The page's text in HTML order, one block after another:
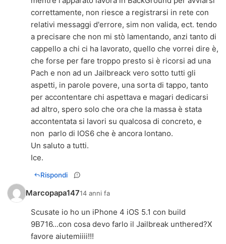
correttamente, non riesce a registrarsi in rete con
relativi messaggi d'errore, sim non valida, ect. tendo
a precisare che non mi stò lamentando, anzi tanto di
cappello a chi ci ha lavorato, quello che vorrei dire è,
che forse per fare troppo presto si è ricorsi ad una
Pach e non ad un Jailbreack vero sotto tutti gli
aspetti, in parole povere, una sorta di tappo, tanto
per accontentare chi aspettava e magari dedicarsi
ad altro, spero solo che ora che la massa è stata
accontentata si lavori su qualcosa di concreto, e
non parlo di IOS6 che è ancora lontano.
Un saluto a tutti.
Ice.
Rispondi
Marcopapa14714 anni fa
Scusate io ho un iPhone 4 iOS 5.1 con build
9B716...con cosa devo farlo il Jailbreak unthered?X
favore aiutemiiii!!!